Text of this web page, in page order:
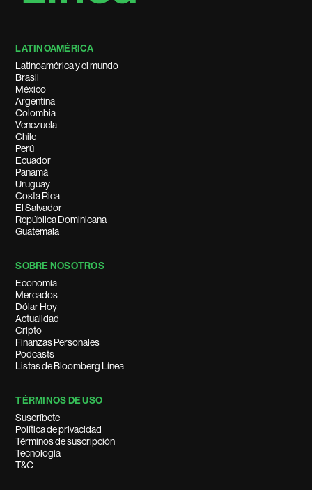
LATINOAMÉRICA
Latinoamérica y el mundo
Brasil
México
Argentina
Colombia
Venezuela
Chile
Perú
Ecuador
Panamá
Uruguay
Costa Rica
El Salvador
República Dominicana
Guatemala
SOBRE NOSOTROS
Economía
Mercados
Dólar Hoy
Actualidad
Cripto
Finanzas Personales
Podcasts
Listas de Bloomberg Línea
TÉRMINOS DE USO
Suscríbete
Política de privacidad
Términos de suscripción
Tecnología
T&C